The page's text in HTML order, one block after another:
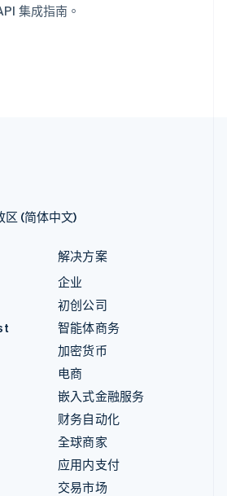
集成指南。
区 (简体中文)
解决方案
企业
初创公司
智能体商务
加密货币
电商
嵌入式金融服务
财务自动化
全球商家
应用内支付
交易市场